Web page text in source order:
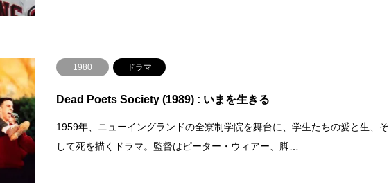
1980 ドラマ
Dead Poets Society (1989) : いまを生きる
1959年、ニューイングランドの全寮制学院を舞台に、学生たちの愛と生、そ
して死を描くドラマ。監督はピーター・ウィアー、脚…